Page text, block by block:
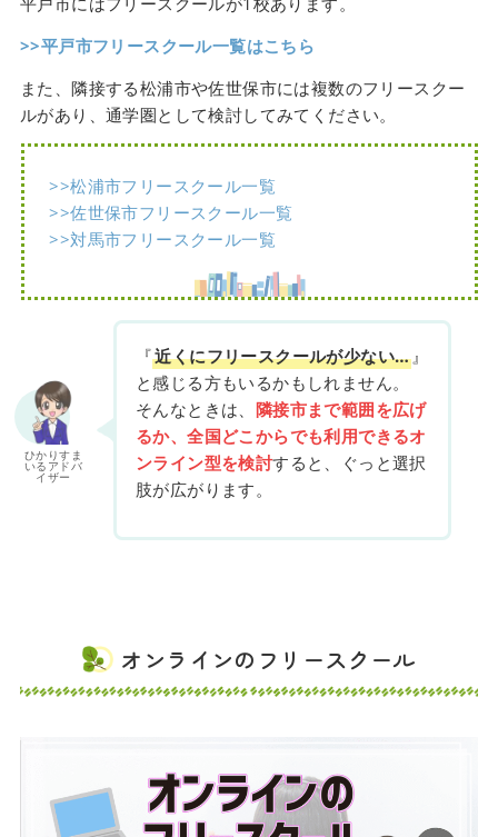
>>平戸市フリースクール一覧はこちら
また、隣接する松浦市や佐世保市には複数のフリースクー
ルがあり、通学圏として検討してみてください。
>>松浦市フリースクール一覧
>>佐世保市フリースクール一覧
>>対馬市フリースクール一覧
ひかりすま
いるアドバ
イザー
『近くにフリースクールが少ない… 』
と感じる方もいるかもしれません。
そんなときは、 隣接市まで範囲を広げ
るか、全国どこからでも利用できるオ
ンライン型を検討すると、ぐっと選択
肢が広がります。
オンラインのフリースクール